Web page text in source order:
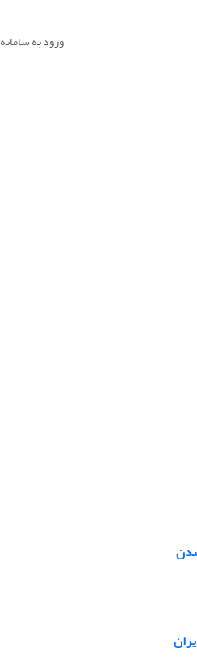
ورود به سامانه